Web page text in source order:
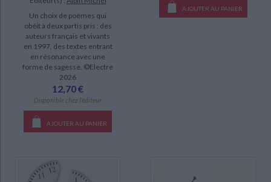
SÉRIE
DISPONIBILITÉ
epuise (63)
disponible (14)
manquant (3)
Un choix de poèmes qui
obéit à deux partis pris : des
auteurs français et vivants
en 1997, des textes entrant
en résonance avec une
forme de sagesse. ©Electre
2026
12,70 €
Disponible chez l'éditeur
AJOUTER AU PANIER
AJOUTER AU PANIER